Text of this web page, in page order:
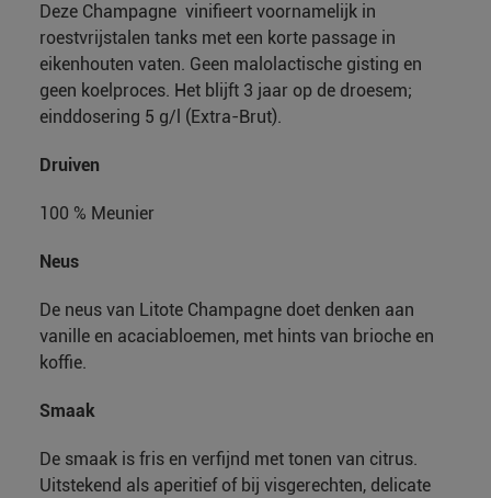
Deze Champagne vinifieert voornamelijk in
roestvrijstalen tanks met een korte passage in
eikenhouten vaten. Geen malolactische gisting en
geen koelproces. Het blijft 3 jaar op de droesem;
einddosering 5 g/l (Extra-Brut).
Druiven
100 % Meunier
Neus
De neus van Litote Champagne doet denken aan
vanille en acaciabloemen, met hints van brioche en
koffie.
Smaak
De smaak is fris en verfijnd met tonen van citrus.
Uitstekend als aperitief of bij visgerechten, delicate